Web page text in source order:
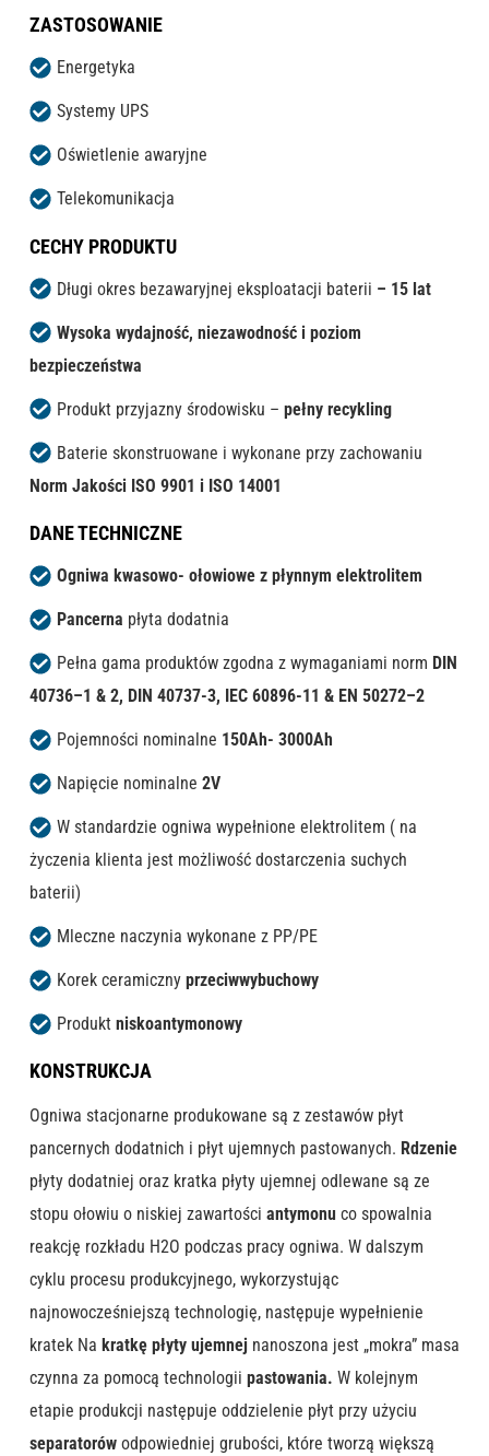
ZASTOSOWANIE
Energetyka
Systemy UPS
Oświetlenie awaryjne
Telekomunikacja
CECHY PRODUKTU
Długi okres bezawaryjnej eksploatacji baterii – 15 lat
Wysoka wydajność, niezawodność i poziom
bezpieczeństwa
Produkt przyjazny środowisku – pełny recykling
Baterie skonstruowane i wykonane przy zachowaniu
Norm Jakości ISO 9901 i ISO 14001
DANE TECHNICZNE
Ogniwa kwasowo- ołowiowe z płynnym elektrolitem
Pancerna płyta dodatnia
Pełna gama produktów zgodna z wymaganiami norm DIN
40736–1 & 2, DIN 40737-3, IEC 60896-11 & EN 50272–2
Pojemności nominalne 150Ah- 3000Ah
Napięcie nominalne 2V
W standardzie ogniwa wypełnione elektrolitem ( na
życzenia klienta jest możliwość dostarczenia suchych
baterii)
Mleczne naczynia wykonane z PP/PE
Korek ceramiczny przeciwwybuchowy
Produkt niskoantymonowy
KONSTRUKCJA
Ogniwa stacjonarne produkowane są z zestawów płyt
pancernych dodatnich i płyt ujemnych pastowanych. Rdzenie
płyty dodatniej oraz kratka płyty ujemnej odlewane są ze
stopu ołowiu o niskiej zawartości antymonu co spowalnia
reakcję rozkładu H2O podczas pracy ogniwa. W dalszym
cyklu procesu produkcyjnego, wykorzystując
najnowocześniejszą technologię, następuje wypełnienie
kratek Na kratkę płyty ujemnejnanoszona jest „mokra” masa
czynna za pomocą technologii pastowania. W kolejnym
etapie produkcji następuje oddzielenie płyt przy użyciu
separatorówodpowiedniej grubości, które tworzą większą